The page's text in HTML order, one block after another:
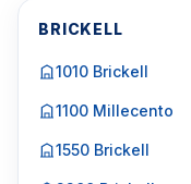
BRICKELL
1010 Brickell
1100 Millecento
1550 Brickell